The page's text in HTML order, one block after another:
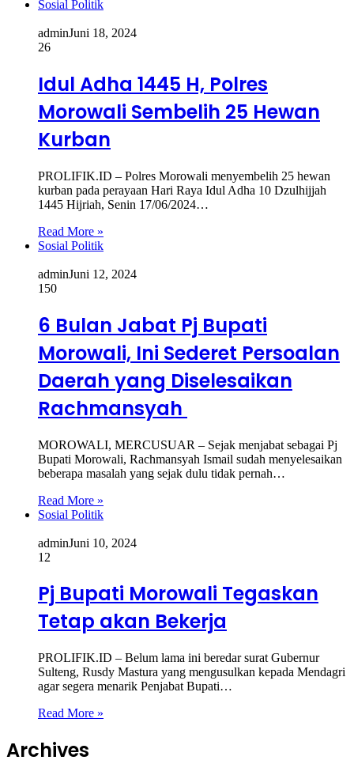
Sosial Politik
adminJuni 18, 2024
26
Idul Adha 1445 H, Polres
Morowali Sembelih 25 Hewan
Kurban
PROLIFIK.ID – Polres Morowali menyembelih 25 hewan
kurban pada perayaan Hari Raya Idul Adha 10 Dzulhijjah
1445 Hijriah, Senin 17/06/2024…
Read More »
Sosial Politik
adminJuni 12, 2024
150
6 Bulan Jabat Pj Bupati
Morowali, Ini Sederet Persoalan
Daerah yang Diselesaikan
Rachmansyah
MOROWALI, MERCUSUAR – Sejak menjabat sebagai Pj
Bupati Morowali, Rachmansyah Ismail sudah menyelesaikan
beberapa masalah yang sejak dulu tidak pernah…
Read More »
Sosial Politik
adminJuni 10, 2024
12
Pj Bupati Morowali Tegaskan
Tetap akan Bekerja
PROLIFIK.ID – Belum lama ini beredar surat Gubernur
Sulteng, Rusdy Mastura yang mengusulkan kepada Mendagri
agar segera menarik Penjabat Bupati…
Read More »
Archives